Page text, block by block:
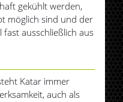
gekühlt werden,
möglich sind und der
ausschließlich aus
Katar immer
auch als